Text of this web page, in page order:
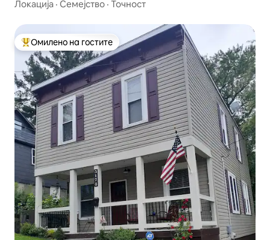
Локација · Семејство · Точност
Меѓу најуспешните „Омилени на гостите“
Омилено на гостите